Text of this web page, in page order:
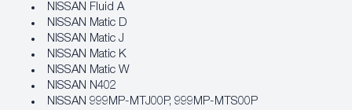
NISSAN Fluid A
NISSAN Matic D
NISSAN Matic J
NISSAN Matic K
NISSAN Matic W
NISSAN N402
NISSAN 999MP-MTJ00P, 999MP-MTS00P